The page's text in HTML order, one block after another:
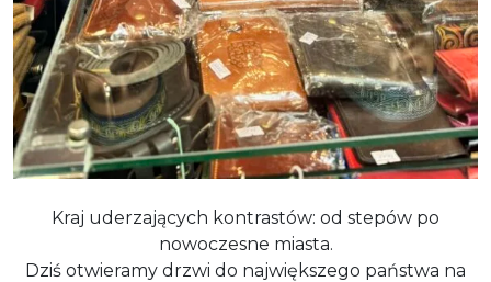
Kraj uderzających kontrastów: od stepów po
nowoczesne miasta.
Dziś otwieramy drzwi do największego państwa na